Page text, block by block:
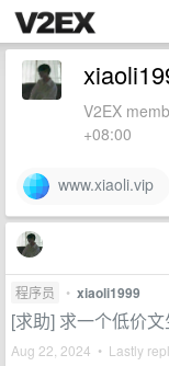
V2EX
+08:00
www.xiaoli.vip
程序员 • xiaoli1999
[求助] 求一个低价
Aug 22, 2024 • Lastly